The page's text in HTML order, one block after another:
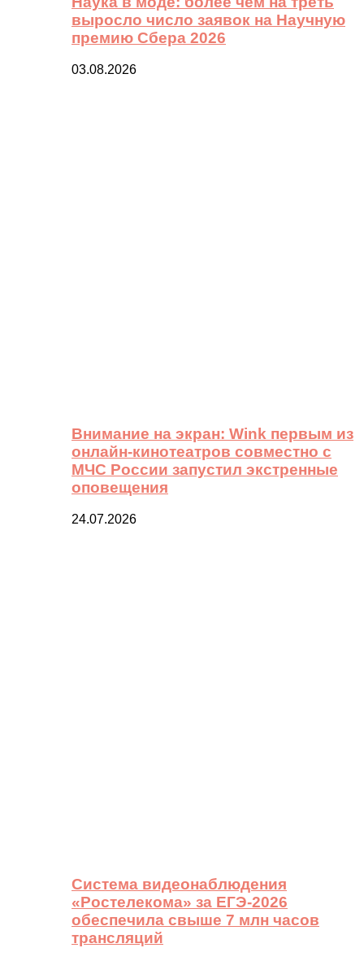
выросло число заявок на Научную
премию Сбера 2026
03.08.2026
Внимание на экран: Wink первым из
онлайн-кинотеатров совместно с
МЧС России запустил экстренные
оповещения
24.07.2026
Система видеонаблюдения
«Ростелекома» за ЕГЭ-2026
обеспечила свыше 7 млн часов
трансляций